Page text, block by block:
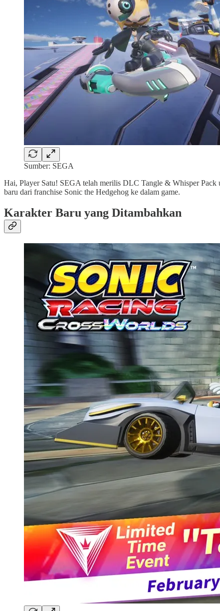
Sumber: SEGA
Hai, Player Satu! SEGA telah merilis DLC Tangle & Whisper Pack
baru dari franchise Sonic the Hedgehog ke dalam game.
Karakter Baru yang Ditambahkan